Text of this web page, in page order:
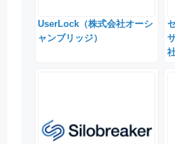
UserLock（株式会社オーシ
ャンブリッジ）